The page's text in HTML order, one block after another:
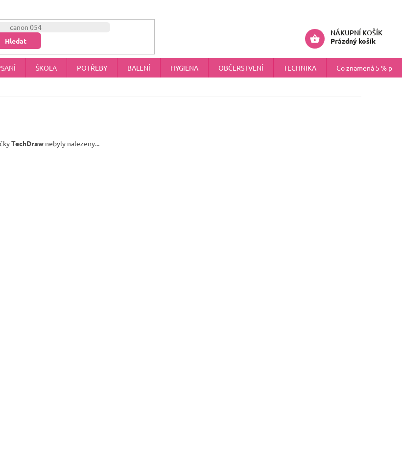
OBCHODNÍ PODMÍNKY
Hledat
NÁKUPNÍ KOŠÍK
Prázdný košík
ŠKOLA POTŘEBY BALENÍ HYGIENA OBČERSTVENÍ TECHNIKA Co znamená 5 %
TechDraw nebyly nalezeny...